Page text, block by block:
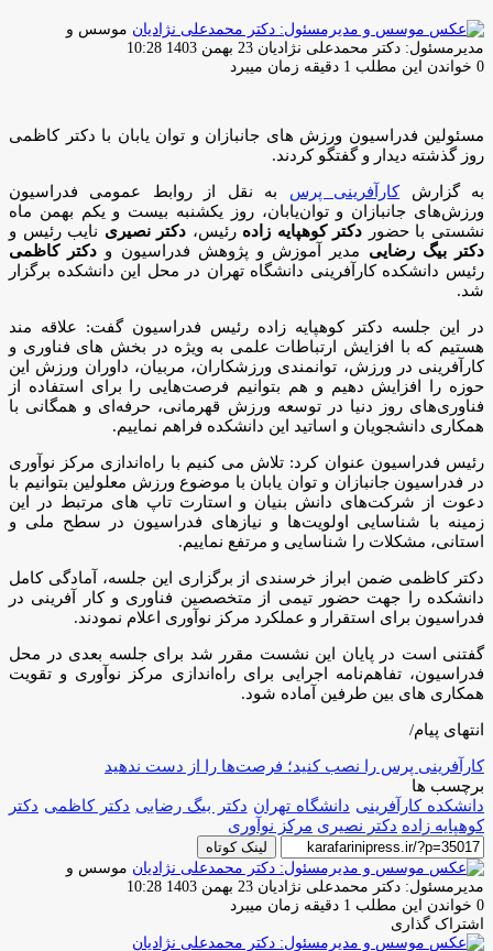
موسس و
مدیرمسئول: دکتر محمدعلی نژادیان ارسال
ایمیل
23 بهمن 1403 10:28
0 خواندن این مطلب 1 دقیقه زمان میبرد
مسئولین فدراسیون ورزش های جانبازان و توان یابان با دکتر کاظمی
روز گذشته دیدار و گفتگو کردند.
به گزارشکارآفرینی پرس به نقل از روابط عمومی فدراسیون
ورزش‌های جانبازان و توان‌یابان، روز یکشنبه بیست و یکم بهمن ماه
نشستی با حضور دکتر کوهپایه زاده رئیس، دکتر نصیری نایب رئیس و
دکتر بیگ رضایی مدیر آموزش و پژوهش فدراسیون و دکتر کاظمی
رئیس دانشکده کارآفرینی دانشگاه تهران در محل این دانشکده برگزار
شد.
در این جلسه دکتر کوهپایه زاده رئیس فدراسیون گفت: علاقه مند
هستیم که با افزایش ارتباطات علمی به ویژه در بخش های فناوری و
کارآفرینی در ورزش، توانمندی ورزشکاران، مربیان، داوران ورزش این
حوزه را افزایش دهیم و هم بتوانیم فرصت‌هایی را برای استفاده از
فناوری‌های روز دنیا در توسعه ورزش قهرمانی، حرفه‌ای و همگانی با
همکاری دانشجویان و اساتید این دانشکده فراهم نماییم.
رئیس فدراسیون عنوان کرد: تلاش می کنیم با راه‌اندازی مرکز نوآوری
در فدراسیون جانبازان و توان یابان با موضوع ورزش معلولین بتوانیم با
دعوت از شرکت‌های دانش بنیان و استارت تاپ های مرتبط در این
زمینه با شناسایی اولویت‌ها و نیازهای فدراسیون در سطح ملی و
استانی، مشکلات را شناسایی و مرتفع نماییم.
دکتر کاظمی ضمن ابراز خرسندی از برگزاری این جلسه، آمادگی کامل
دانشکده را جهت حضور تیمی از متخصصین فناوری و کار آفرینی در
فدراسيون برای استقرار و عملکرد مرکز نوآوری اعلام نمودند.
گفتنی است در پایان این نشست مقرر شد برای جلسه بعدی در محل
فدراسیون، تفاهم‌نامه اجرایی برای راه‌اندازی مرکز نوآوری و تقویت
همکاری های بین طرفین آماده شود.
انتهای پیام/
کارآفرینی پرس را نصب کنید؛ فرصت‌ها را از دست ندهید
برچسب ها
دانشکده کارآفرینی دانشگاه تهران دکتر بیگ رضایی دکتر کاظمی دکتر
کوهپایه زاده دکتر نصیری مرکز نوآوری
لینک کوتاه
موسس و
مدیرمسئول: دکتر محمدعلی نژادیان ارسال
ایمیل
23 بهمن 1403 10:28
0 خواندن این مطلب 1 دقیقه زمان میبرد
اشتراک گذاری
فیس
توئیتر
لینکدین
واتس
تلگرام
اشتراک
چاپ